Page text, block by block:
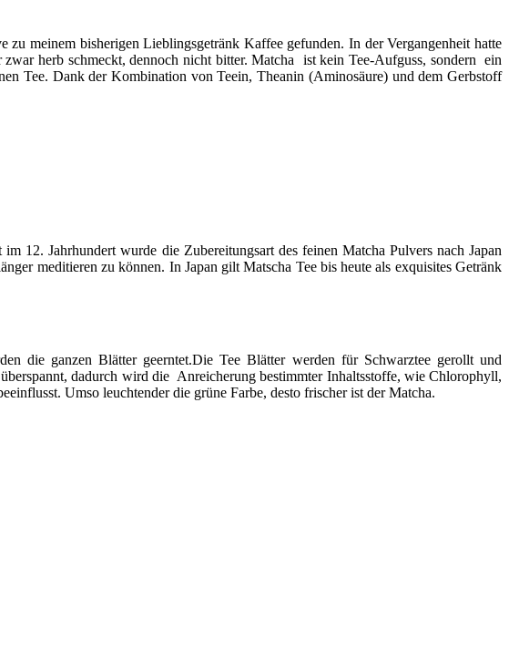
zu meinem bisherigenLieblingsgetränk Kaffeegefunden. In der Vergangenheit hatte
herb schmeckt, dennoch nicht bitter. Matcha ist kein Tee-Aufguss, sondern ein
Tee. Dank der Kombination von Teein, Theanin (Aminosäure) und dem Gerbstoff
12. Jahrhundert wurde die Zubereitungsart des feinen Matcha Pulvers nach Japan
meditieren zu können. In Japan gilt Matscha Tee bis heute als exquisites Getränk
die ganzen Blätter geerntet.Die Tee Blätter werden für Schwarztee gerollt und
dadurch wird die Anreicherung bestimmter Inhaltsstoffe, wie Chlorophyll,
Umso leuchtender die grüne Farbe, desto frischer ist der Matcha.